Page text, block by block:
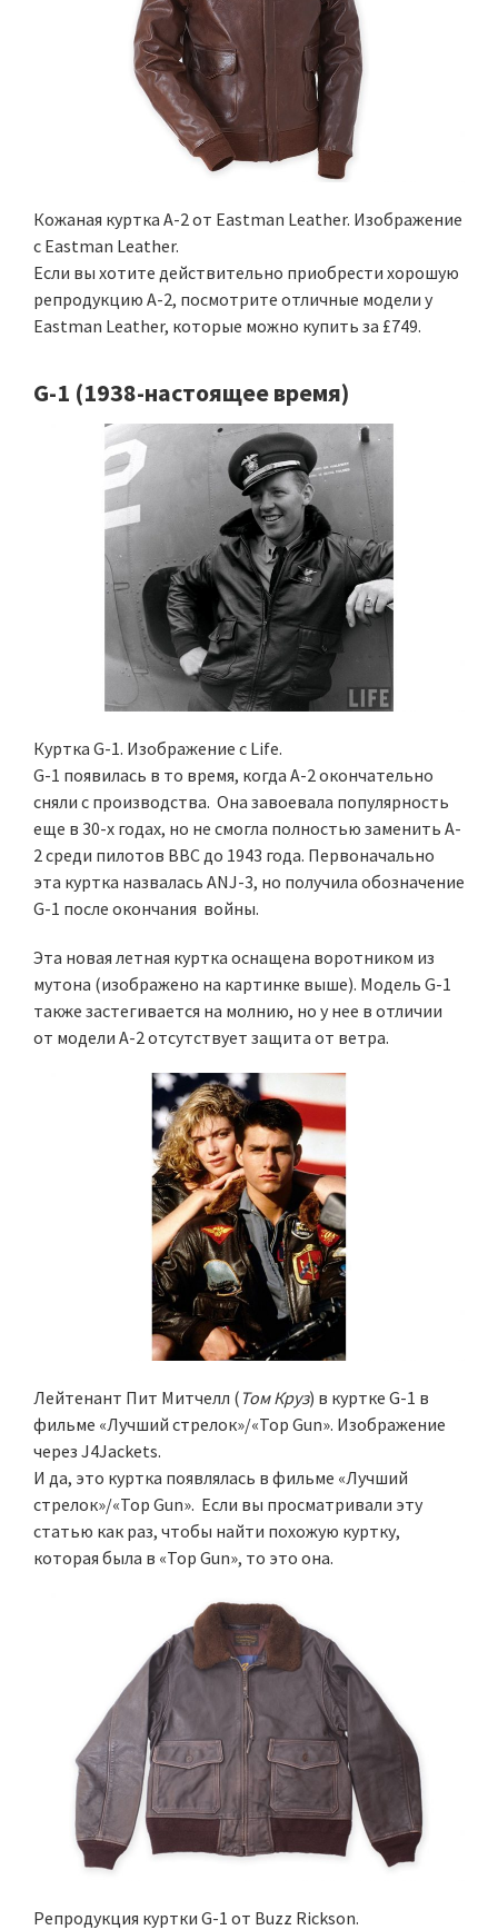
Кожаная куртка A-2 от Eastman Leather. Изображение
с Eastman Leather.
Если вы хотите действительно приобрести хорошую
репродукцию A-2, посмотрите отличные модели у
Eastman Leather, которые можно купить за £749.
G-1 (1938-настоящее время)
Куртка G-1. Изображение c Life.
G-1 появилась в то время, когда А-2 окончательно
сняли с производства. Она завоевала популярность
еще в 30-х годах, но не смогла полностью заменить A-
2 среди пилотов ВВС до 1943 года. Первоначально
эта куртка назвалась ANJ-3, но получила обозначение
G-1 после окончания войны.
Эта новая летная куртка оснащена воротником из
мутона (изображено на картинке выше). Модель G-1
также застегивается на молнию, но у нее в отличии
от модели А-2 отсутствует защита от ветра.
Лейтенант Пит Митчелл ( Том Круз) в куртке G-1 в
фильме «Лучший стрелок»/«Top Gun». Изображение
через J4Jackets.
И да, это куртка появлялась в фильме «Лучший
стрелок»/«Top Gun». Если вы просматривали эту
статью как раз, чтобы найти похожую куртку,
которая была в «Top Gun», то это она.
Репродукция куртки G-1 от Buzz Rickson.